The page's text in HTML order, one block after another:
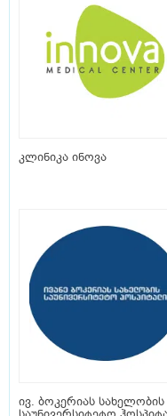
კლინიკა ინოვა
ივ. ბოკერიას სახელობის